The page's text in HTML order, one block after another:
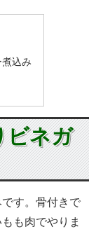
込み
ビネガ
す。骨付きで
も肉でやりま